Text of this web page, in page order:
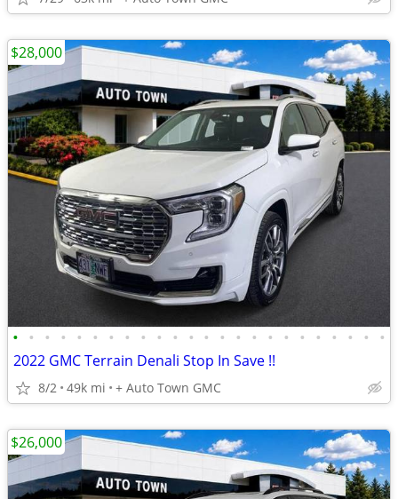
• • • • • • • • • • • • • • • • • • • • • • • •
2022 GMC Terrain Denali Stop In Save !!
8/2 49k mi + Auto Town GMC
$28,000
$26,000